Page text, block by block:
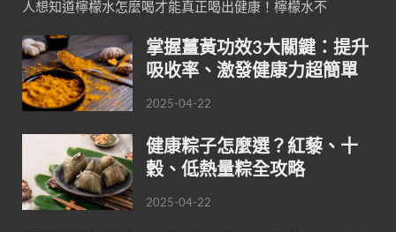
人想知道檸檬水怎麼喝才能真正喝出健康！檸檬水不
掌握薑黃功效3大關鍵：提升
吸收率、激發健康力超簡單
2025-04-22
健康粽子怎麼選？紅藜、十
穀、低熱量粽全攻略
2025-04-22